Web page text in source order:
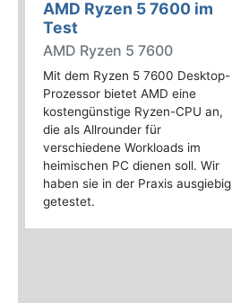
AMD Ryzen 5 7600 im
Test
AMD Ryzen 5 7600
Mit dem Ryzen 5 7600 Desktop-
Prozessor bietet AMD eine
kostengünstige Ryzen-CPU an,
die als Allrounder für
verschiedene Workloads im
heimischen PC dienen soll. Wir
haben sie in der Praxis ausgiebig
getestet.